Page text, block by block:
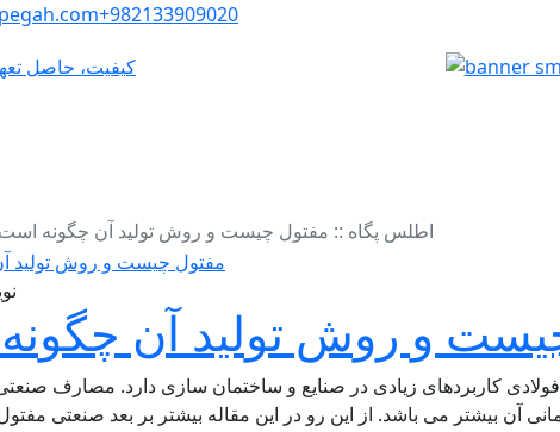
+982133909020
اطلس پگاه :: مفتول چیست و روش تولید آن چگونه
و روش تولید آن
کاربردهای زیادی در صنایع و ساختمان سازی دارد. مصارف